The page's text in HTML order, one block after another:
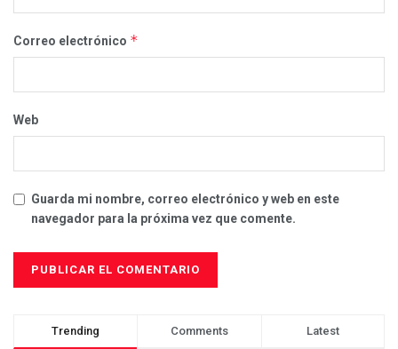
Correo electrónico *
Web
Guarda mi nombre, correo electrónico y web en este
navegador para la próxima vez que comente.
Trending Comments Latest